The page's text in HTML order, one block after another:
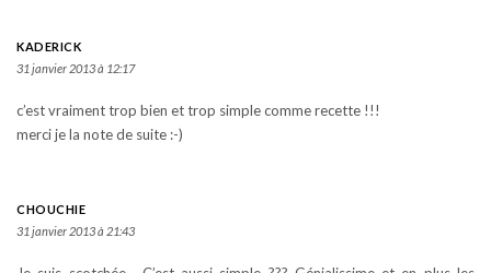
KADERICK
31 janvier 2013 à 12:17
c’est vraiment trop bien et trop simple comme recette !!!
merci je la note de suite :-)
CHOUCHIE
31 janvier 2013 à 21:43